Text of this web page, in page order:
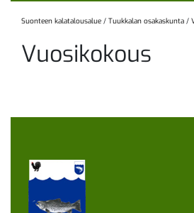
Suonteen kalatalousalue / Tuukkalan osakaskunta /
Vuosikokous